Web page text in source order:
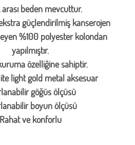
beden mevcuttur.
güçlendirilmiş kanserojen
%100 polyester kolondan
yapılmıştır.
özelliğine sahiptir.
light gold metal aksesuar
göğüs ölçüsü
boyun ölçüsü
Rahat ve konforlu